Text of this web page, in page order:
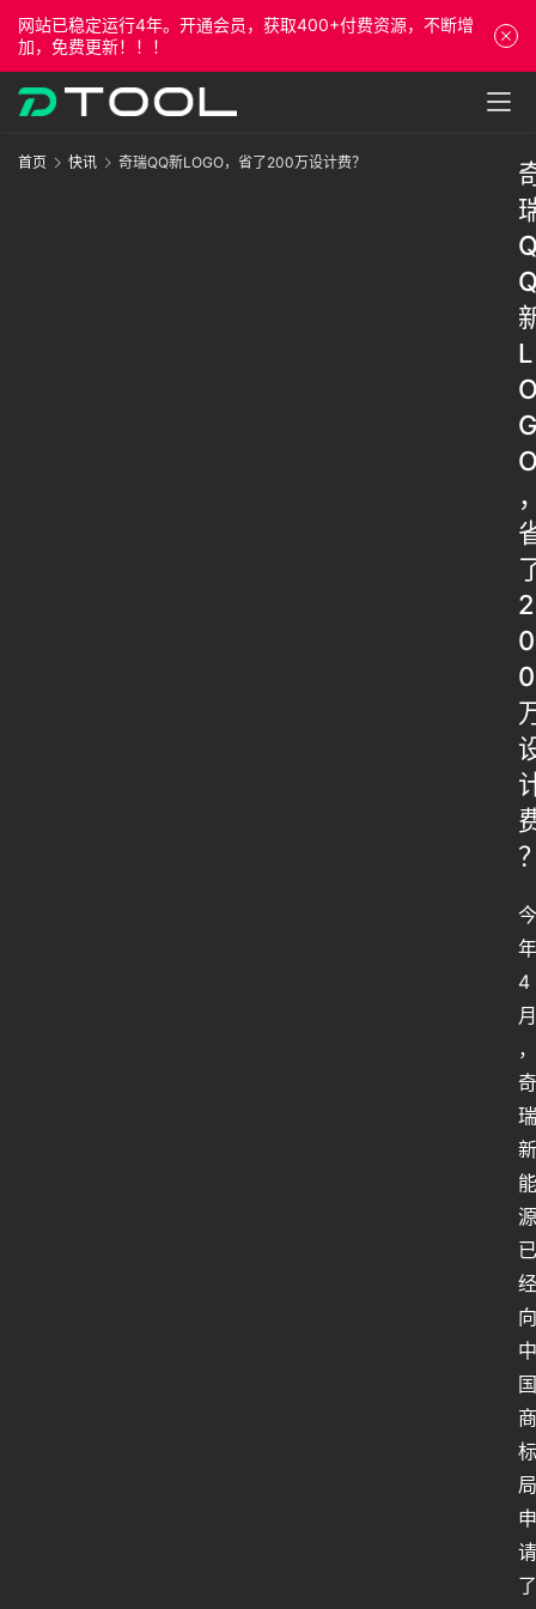
网站已稳定运行4年。开通会员，获取400+付费资源，不断增
加，免费更新！！！
首页 快讯 奇瑞QQ新LOGO，省了200万设计费？
L
G
2
0
0
今
年
4
月
，
奇
瑞
新
能
源
已
经
向
中
国
商
标
局
申
请
了